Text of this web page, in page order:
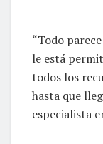
“Todo
le está
todos los
hasta que
especialista